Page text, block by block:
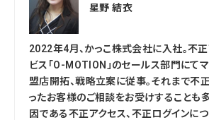
星野 結衣
2022年4月、かっこ株式会社に入社。不
ビス「O-MOTION」のセールス部門にてマ
盟店開拓、戦略立案に従事。それまで不
ったお客様のご相談をお受けすることも
因である不正アクセス、不正ログインに